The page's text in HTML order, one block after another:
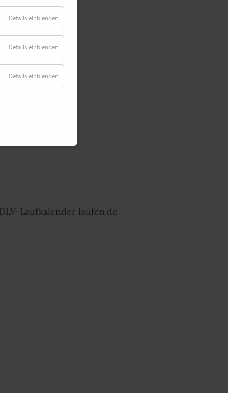
Laufkalender laufen.de
Details einblenden
Details einblenden
Details einblenden